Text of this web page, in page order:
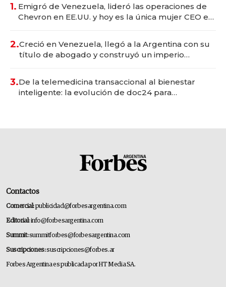
1. Emigró de Venezuela, lideró las operaciones de
Chevron en EE.UU. y hoy es la única mujer CEO en
2.Creció en Venezuela, llegó a la Argentina con su
título de abogado y construyó un imperio
3.De la telemedicina transaccional al bienestar
inteligente: la evolución de doc24 para
Contactos
Comercial:publicidad@forbesargentina.com
Editorial:info@forbesargentina.com
Summit:summitforbes@forbesargentina.com
Suscripciones:suscripciones@forbes.ar
Forbes Argentina es publicada por HT Media SA.